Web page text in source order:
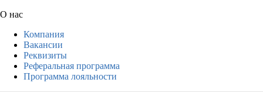
О нас
Компания
Вакансии
Реквизиты
Реферальная программа
Программа лояльности